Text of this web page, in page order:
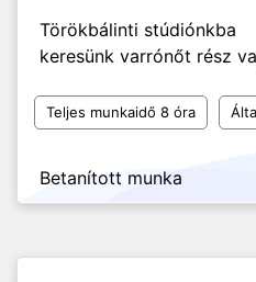
Törökbálinti stúdiónkba
keresünk varrónőt rész
Teljes munkaidő 8 óra
Betanított munka